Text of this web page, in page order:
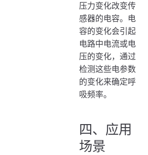
压力变化改变传
感器的电容。电
容的变化会引起
电路中电流或电
压的变化，通过
检测这些电参数
的变化来确定呼
吸频率。
四、应用
场景